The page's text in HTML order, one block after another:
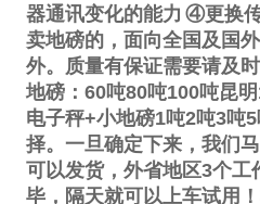
器通讯变化的能力 ④更换
卖地磅的，面向全国及国
外。质量有保证需要请及
地磅： 60吨80吨100吨昆明
电子秤+小地磅1吨2吨3吨5
择。一旦确定下来，我们
可以发货，外省地区3个工
毕，隔天就可以上车试用！